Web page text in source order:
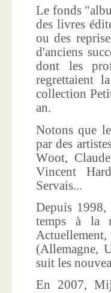
Le fonds
des livres
ou des
d'anciens
dont les
regrettaient
collection
an.
Notons que
par des
Woot,
Vincent
Servais...
Depuis 1998,
temps à la
(Allemagne,
suit les
En 2007,